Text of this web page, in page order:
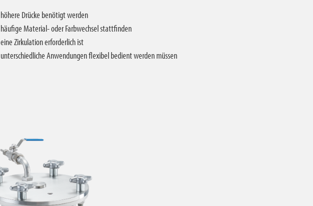
höhere Drücke benötigt werden
häufige Material- oder Farbwechsel stattfinden
eine Zirkulation erforderlich ist
unterschiedliche Anwendungen flexibel bedient werden müssen